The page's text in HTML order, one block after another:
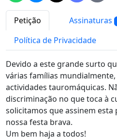
Petição Assinaturas
Política de Privacidade
Devido a este grande surto
várias famílias
actividades tauromáquicas.
discriminação no que toca à
solicitamos que assinem
nossa festa brava.
Um bem haja a todos!